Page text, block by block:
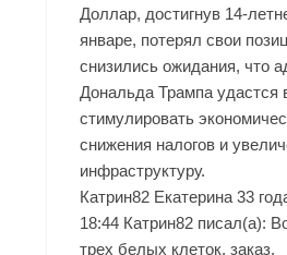
Доллар, достигнув 14-
январе, потерял свои
снизились ожидания, что
Дональда Трампа
стимулировать
снижения налогов и
инфраструктуру.
Катрин82 Екатерина 33
18:44 Катрин82 писал(а):
трех белых клеток, заказ.